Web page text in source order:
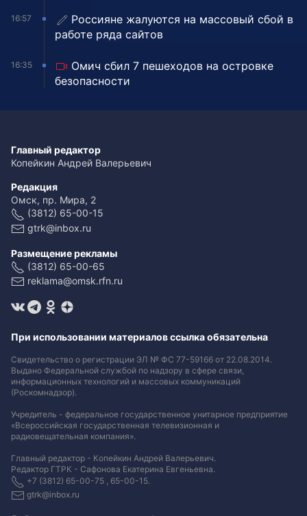
16:57
Россияне жалуются на массовый сбой в
работе ряда сайтов
16:35
Омич сбил 7 пешеходов на островке
безопасности
Главный редактор
Копейкин Андрей Валерьевич
Редакция
Омск, пр. Мира, 2
(3812) 65-00-15
gtrk@inbox.ru
Размещение рекламы
(3812) 65-00-65
reklama@omsk.rfn.ru
При использовании материалов ссылка обязательна
Свидетельство о регистрации ЭЛ № ФС 77-59166 от 22.08.2014.
Выдано Федеральной службой по надзору в сфере связи,
информационных технологий и массовых коммуникаций
(Роскомнадзор).
Учредитель - федеральное государственное унитарное предприятие
«Всероссийская государственная телевизионная и
радиовещательная компания».
Главный редактор - Копейкин Андрей Валерьевич.
Редактор ГТРК - Сафонова Екатерина Евгеньевна.
+7 (3812) 65-00-75 , 65-00-15.
gtrk@inbox.ru